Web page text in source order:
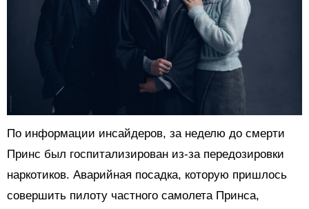
По информации инсайдеров, за неделю до смерти
Принс был госпитализирован из-за передозировки
наркотиков. Аварийная посадка, которую пришлось
совершить пилоту частного самолета Принса,